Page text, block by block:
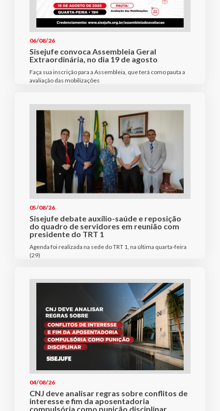
06/08/26
Sisejufe convoca Assembleia Geral
Extraordinária, no dia 19 de agosto
Faça sua inscrição para a Assembleia, que terá como pauta a
avaliação das mobilizações
05/08/26
Sisejufe debate auxílio-saúde e reposição
do quadro de servidores em reunião com
presidente do TRT 1
Agenda foi realizada na sede do TRT 1, na última quarta-feira
(29)
04/08/26
CNJ deve analisar regras sobre conflitos de
interesse e fim da aposentadoria
compulsória como punição disciplinar